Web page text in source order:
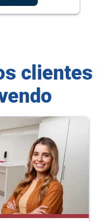
clientes